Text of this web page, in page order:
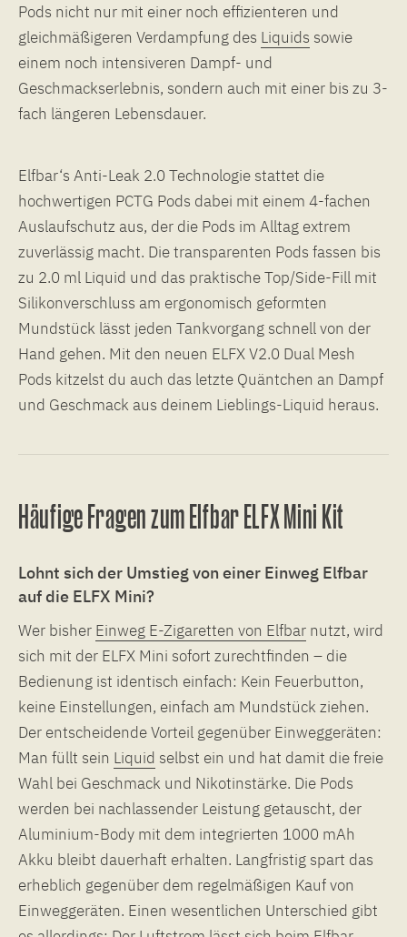
Pods nicht nur mit einer noch effizienteren und
gleichmäßigeren Verdampfung des Liquids sowie
einem noch intensiveren Dampf- und
Geschmackserlebnis, sondern auch mit einer bis zu 3-
fach längeren Lebensdauer.
Elfbar‘s Anti-Leak 2.0 Technologie stattet die
hochwertigen PCTG Pods dabei mit einem 4-fachen
Auslaufschutz aus, der die Pods im Alltag extrem
zuverlässig macht. Die transparenten Pods fassen bis
zu 2.0 ml Liquid und das praktische Top/Side-Fill mit
Silikonverschluss am ergonomisch geformten
Mundstück lässt jeden Tankvorgang schnell von der
Hand gehen. Mit den neuen ELFX V2.0 Dual Mesh
Pods kitzelst du auch das letzte Quäntchen an Dampf
und Geschmack aus deinem Lieblings-Liquid heraus.
Häufige Fragen zum Elfbar ELFX Mini Kit
Lohnt sich der Umstieg von einer Einweg Elfbar
auf die ELFX Mini?
Wer bisher Einweg E-Zigaretten von Elfbar nutzt, wird
sich mit der ELFX Mini sofort zurechtfinden – die
Bedienung ist identisch einfach: Kein Feuerbutton,
keine Einstellungen, einfach am Mundstück ziehen.
Der entscheidende Vorteil gegenüber Einweggeräten:
Man füllt sein Liquid selbst ein und hat damit die freie
Wahl bei Geschmack und Nikotinstärke. Die Pods
werden bei nachlassender Leistung getauscht, der
Aluminium-Body mit dem integrierten 1000 mAh
Akku bleibt dauerhaft erhalten. Langfristig spart das
erheblich gegenüber dem regelmäßigen Kauf von
Einweggeräten. Einen wesentlichen Unterschied gibt